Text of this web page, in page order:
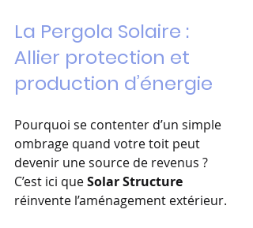
La Pergola Solaire :
Allier protection et
production d’énergie
Pourquoi se contenter d’un simple
ombrage quand votre toit peut
devenir une source de revenus ?
C’est ici que Solar Structure
réinvente l’aménagement extérieur.